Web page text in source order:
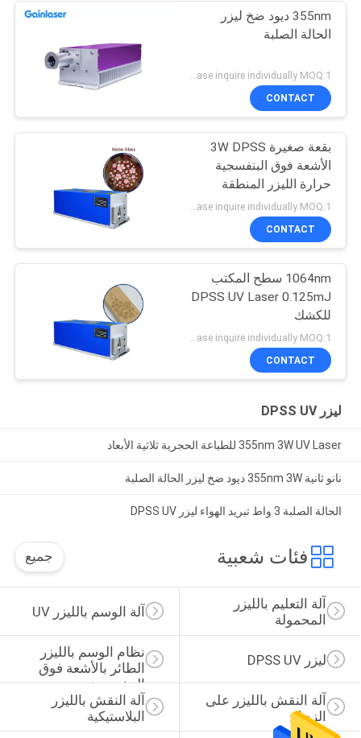
355nm ديود ضخ ليزر
الحالة الصلبة
Please inquire individually MOQ:1
CONTACT
بقعة صغيرة 3W DPSS
الأشعة فوق البنفسجية
حرارة الليزر المنطقة
المتضررة 1-150 كيلو هرتز
CONTACT
1064nm سطح المكتب
DPSS UV Laser 0.125mJ
للكشك
CONTACT
ليزر DPSS UV
355nm 3W UV Laser للطباعة الحجرية ثلاثية الأبعاد
نانو ثانية 355nm 3W ديود ضخ ليزر الحالة الصلبة
الحالة الصلبة 3 واط تبريد الهواء ليزر DPSS UV
فئات شعبية جميع
آلة الوسم بالليزر UV
آلة التعليم بالليزر
المحمولة
نظام الوسم بالليزر
الطائر بالأشعة فوق
البنفسجية
ليزر DPSS UV
آلة النقش بالليزر
البلاستيكية
آلة النقش بالليزر على
الزجاج